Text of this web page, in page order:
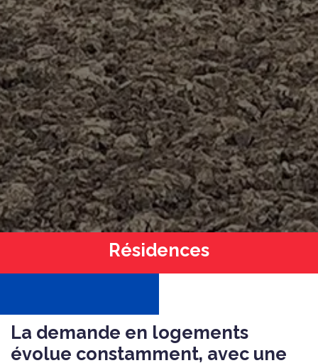
La demande en logements
évolue constamment, avec une
Résidences